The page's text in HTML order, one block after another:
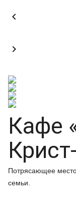


Кафе
Потрясающее
семьи.